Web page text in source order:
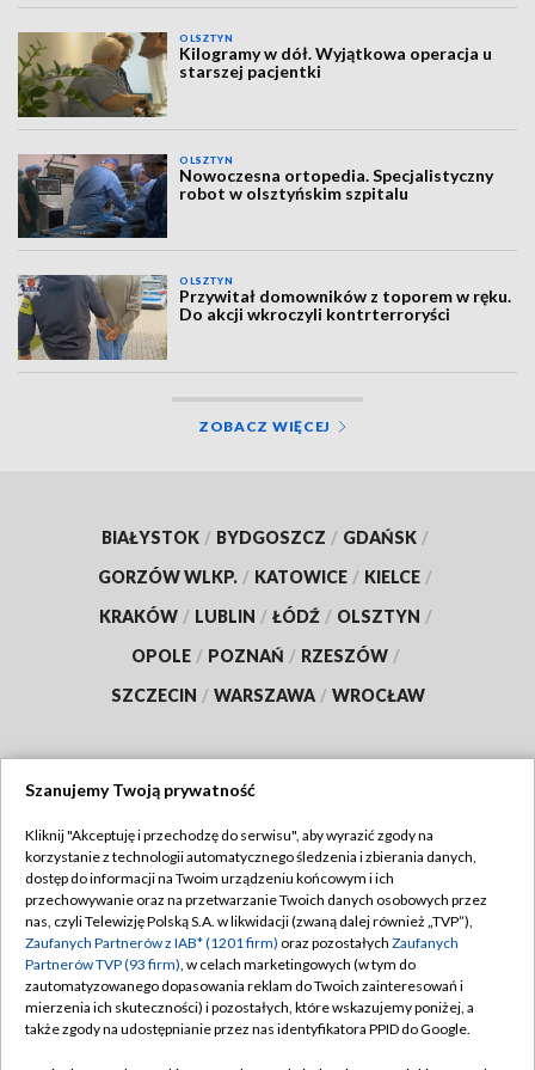
OLSZTYN
Kilogramy w dół. Wyjątkowa operacja u
starszej pacjentki
OLSZTYN
Nowoczesna ortopedia. Specjalistyczny
robot w olsztyńskim szpitalu
OLSZTYN
Przywitał domowników z toporem w ręku.
Do akcji wkroczyli kontrterroryści
ZOBACZ WIĘCEJ
BIAŁYSTOK / BYDGOSZCZ / GDAŃSK /
GORZÓW WLKP. / KATOWICE / KIELCE /
KRAKÓW / LUBLIN / ŁÓDŹ / OLSZTYN /
OPOLE / POZNAŃ / RZESZÓW /
SZCZECIN / WARSZAWA / WROCŁAW
TVP
Abonament TVP
Emisja w TVP
Centrum informacji TVP
Naziemna Telewizja Cyfrowa
Regulamin TVP
Polityka prywatności
Moje zgody
Pomoc
Szanujemy Twoją prywatność
Kliknij "Akceptuję i przechodzę do serwisu", aby wyrazić zgody na
korzystanie z technologii automatycznego śledzenia i zbierania danych,
dostęp do informacji na Twoim urządzeniu końcowym i ich
przechowywanie oraz na przetwarzanie Twoich danych osobowych przez
nas, czyli Telewizję Polską S.A. w likwidacji (zwaną dalej również „TVP”),
Zaufanych Partnerów z IAB* (1201 firm) oraz pozostałych Zaufanych
Partnerów TVP (93 firm), w celach marketingowych (w tym do
zautomatyzowanego dopasowania reklam do Twoich zainteresowań i
mierzenia ich skuteczności) i pozostałych, które wskazujemy poniżej, a
także zgody na udostępnianie przez nas identyfikatora PPID do Google.